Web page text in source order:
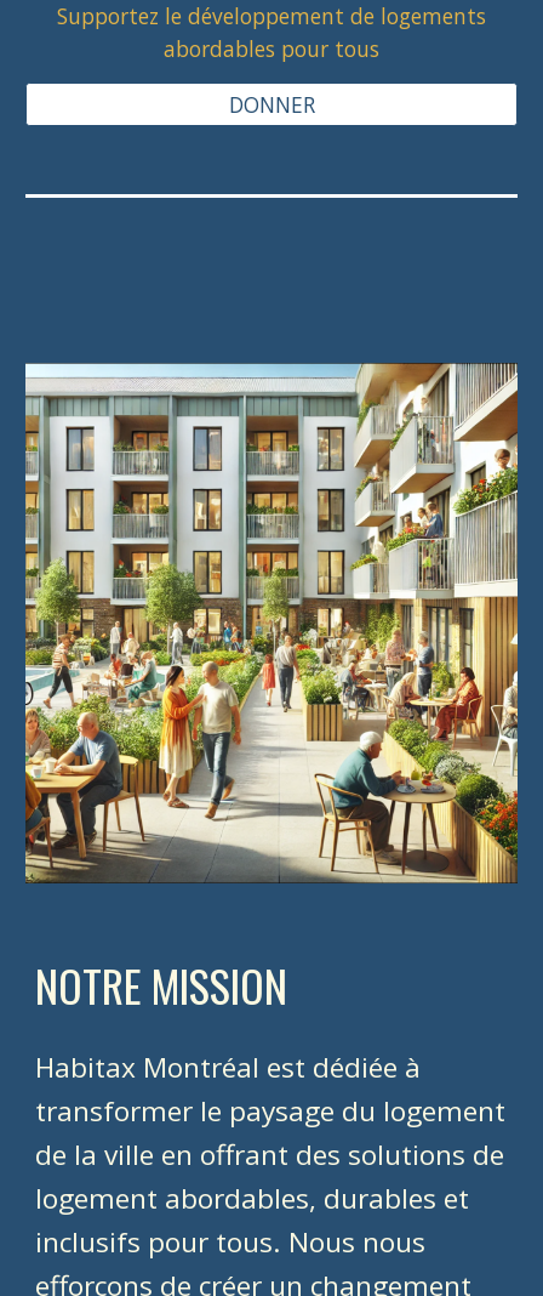
Supportez le développement de logements
abordables pour tous
DONNER
NOTRE MISSION
Habitax Montréal est dédiée à
transformer le paysage du logement
de la ville en offrant des solutions de
logement abordables, durables et
inclusifs pour tous. Nous nous
efforçons de créer un changement